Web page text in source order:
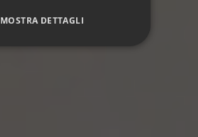
MOSTRA DETTAGLI